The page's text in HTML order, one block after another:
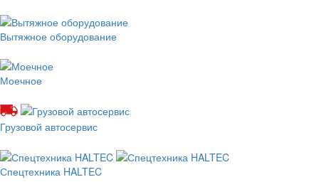
Вытяжное оборудование
Моечное
Грузовой автосервис
Спецтехника HALTEC